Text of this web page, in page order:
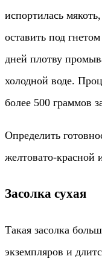
испортилась
оставить под
дней плотву
холодной воде.
более 500 граммов
Определить
желтовато-красной
Засолка сухая
Такая засолка
экземпляров и